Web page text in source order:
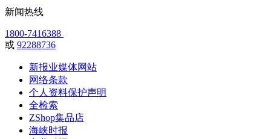
新闻热线
1800-7416388
或 92288736
新报业媒体网站
网络条款
个人资料保护声明
全检索
ZShop集品店
海峡时报